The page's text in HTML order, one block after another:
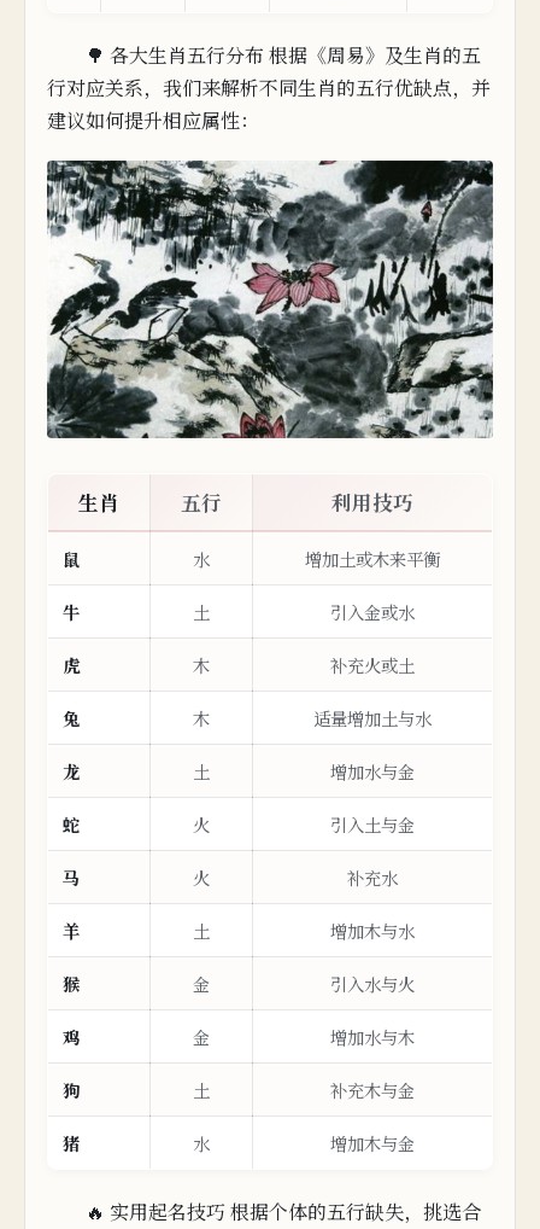
🌳 各大生肖五行分布 根据《周易》及生肖的五
行对应关系，我们来解析不同生肖的五行优缺点，并
建议如何提升相应属性：
生肖 五行 利用技巧
鼠 水 增加土或木来平衡
牛 土 引入金或水
虎 木 补充火或土
兔 木 适量增加土与水
龙 土 增加水与金
蛇 火 引入土与金
马 火 补充水
羊 土 增加木与水
猴 金 引入水与火
鸡 金 增加水与木
狗 土 补充木与金
猪 水 增加木与金
🔥 实用起名技巧 根据个体的五行缺失， 挑选合